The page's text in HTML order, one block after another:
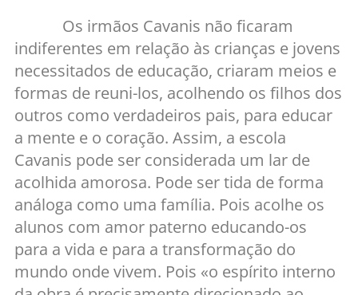
Os irmãos Cavanis não ficaram
indiferentes em relação às crianças e jovens
necessitados de educação, criaram meios e
formas de reuni-los, acolhendo os filhos dos
outros como verdadeiros pais, para educar
a mente e o coração. Assim, a escola
Cavanis pode ser considerada um lar de
acolhida amorosa. Pode ser tida de forma
análoga como uma família. Pois acolhe os
alunos com amor paterno educando-os
para a vida e para a transformação do
mundo onde vivem. Pois «o espírito interno